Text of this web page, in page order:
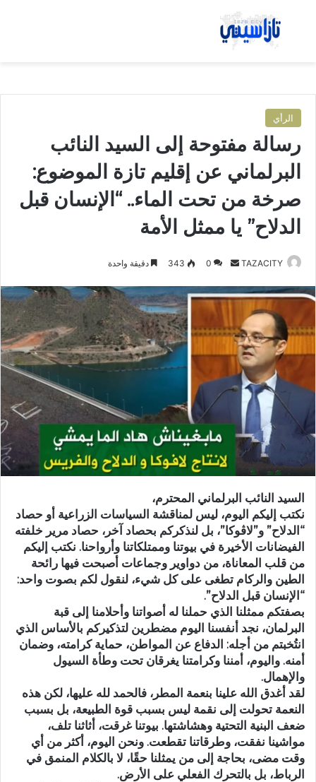
بحث عن
الرأي
رسالة مفتوحة إلى السيد النائب
البرلماني عن إقليم تازة الموضوع:
صرخة من تحت الماء.. “الإنسان قبل
الدلاح” يا ممثل الأمة
TAZACITY
س
ب
و
ن
ي
ا
0
343 دقيقة واحدة
السيد النائب البرلماني المحترم،
نكتب إليكم اليوم، ليس لمناقشة السياسات الزراعية أو حصاد
“الدلاح” و”لاڤوكا”، بل لنذكركم بحصاد آخر، حصاد مرير خلفته
الفيضانات الأخيرة في بيوتنا وممتلكاتنا وأرواحنا. نكتب إليكم
من قلب المعاناة، من دواوير وجماعات أصبحت فيها رائحة
الطين والركام تطغى على كل شيء، لنقول لكم بصوت واحد:
“الإنسان قبل الدلاح”.
بصفتكم ممثلنا الذي حملنا له أصواتنا وأحلامنا إلى قبة
البرلمان، نجد أنفسنا اليوم مضطرين لتذكيركم بالأساس الذي
انتُخبتم من أجله: الدفاع عن المواطن، حماية كرامته، وضمان
أمنه. واليوم، أمننا وكرامتنا يغرقان تحت وطأة السيول
والإهمال.
لقد أغدق الله علينا بنعمة المطر، فالحمد لله عليها، لكن هذه
النعمة تحولت إلى نقمة ليس بسبب قوة الطبيعة، بل بسبب
ضعف البنية التحتية وهشاشتها. بيوتنا غرقت، أثاثنا تلف،
مواشينا نفقت، وطرقاتنا تقطعت. ونحن اليوم، أكثر من أي
وقت مضى، بحاجة إلى من يمثلنا حقًا، لا بالكلام المنمق في
الرباط، بل بالتحرك الفعلي على الأرض.